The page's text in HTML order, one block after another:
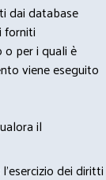
dai database
forniti
o per i quali è
viene eseguito
il
dei diritti